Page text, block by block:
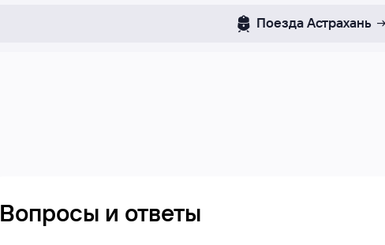
ПоездаАстрахань
Вопросы и ответы